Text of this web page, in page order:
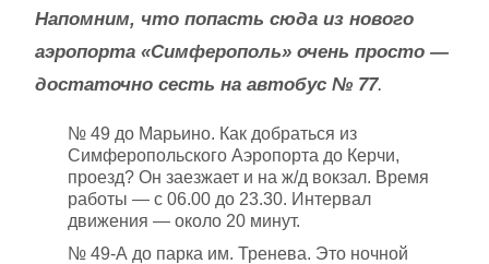
Напомним, что попасть сюда из нового
аэропорта «Симферополь» очень просто —
достаточно сесть на автобус № 77.
№ 49 до Марьино. Как добраться из
Симферопольского Аэропорта до Керчи,
проезд? Он заезжает и на ж/д вокзал. Время
работы — с 06.00 до 23.30. Интервал
движения — около 20 минут.
№ 49-А до парка им. Тренева. Это ночной